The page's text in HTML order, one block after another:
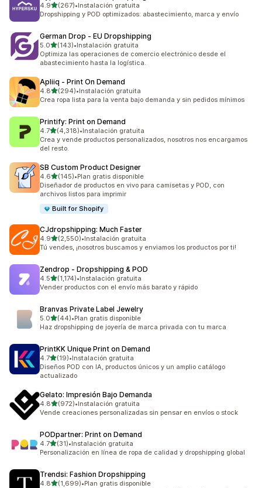
4.9de 5 estrellas
(267)
267 reseñas en total
•Instalación gratuita
Dropshipping y POD optimizados: abastecimiento, marca y envío
German Drop ‑ EU Dropshipping
5.0de 5 estrellas
(143)
143 reseñas en total
•Instalación gratuita
Optimiza las operaciones de comercio electrónico desde el
abastecimiento hasta la logística.
Apliiq ‑ Print On Demand
4.8de 5 estrellas
(294)
294 reseñas en total
•Instalación gratuita
Crea ropa lista para la venta bajo demanda y sin pedidos mínimos
Printify: Print on Demand
4.7de 5 estrellas
(4,318)
4318 reseñas en total
•Instalación gratuita
Crea y vende productos personalizados, nosotros nos encargamos
del resto.
SB Custom Product Designer
4.6de 5 estrellas
(145)
145 reseñas en total
•Plan gratis disponible
Diseñador de productos en vivo para camisetas y POD, con
archivos listos para imprimir
Built for Shopify
CJdropshipping: Much Faster
4.9de 5 estrellas
(2,550)
2550 reseñas en total
•Instalación gratuita
Tú vendes, ¡nosotros buscamos y enviamos los productos por ti!
Zendrop ‑ Dropshipping & POD
4.5de 5 estrellas
(1,174)
1174 reseñas en total
•Instalación gratuita
Vender productos con el envío más barato y rápido
Branvas Private Label Jewelry
5.0de 5 estrellas
(44)
44 reseñas en total
•Plan gratis disponible
Haz dropshipping de joyería de marca privada con tu marca
PrintKK Unique Print on Demand
4.7de 5 estrellas
(19)
19 reseñas en total
•Instalación gratuita
Diseños POD con IA, productos únicos y un amplio catálogo
actualizado
Gelato: Impresión Bajo Demanda
4.8de 5 estrellas
(972)
972 reseñas en total
•Instalación gratuita
Vende creaciones personalizadas sin pensar en envíos o stock
PODpartner: Print on Demand
4.7de 5 estrellas
(31)
31 reseñas en total
•Instalación gratuita
Personalización en línea de ropa de calidad y dropshipping global
Trendsi: Fashion Dropshipping
4.8de 5 estrellas
(1,699)•Plan gratis disponible